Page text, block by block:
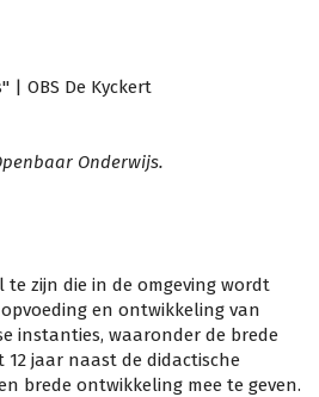
OBS De Kyckert
Onderwijs.
te zijn die in de omgeving wordt
en ontwikkeling van
instanties, waaronder de brede
jaar naast de didactische
brede ontwikkeling mee te geven.